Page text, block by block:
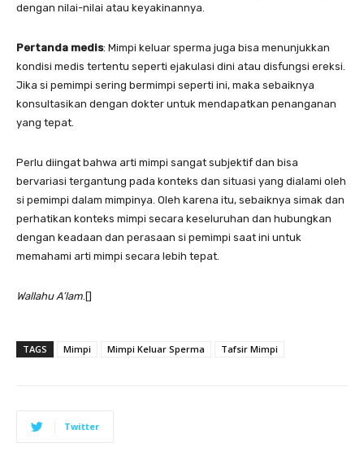
dengan nilai-nilai atau keyakinannya.
Pertanda medis: Mimpi keluar sperma juga bisa menunjukkan
kondisi medis tertentu seperti ejakulasi dini atau disfungsi ereksi.
Jika si pemimpi sering bermimpi seperti ini, maka sebaiknya
konsultasikan dengan dokter untuk mendapatkan penanganan
yang tepat.
Perlu diingat bahwa arti mimpi sangat subjektif dan bisa
bervariasi tergantung pada konteks dan situasi yang dialami oleh
si pemimpi dalam mimpinya. Oleh karena itu, sebaiknya simak dan
perhatikan konteks mimpi secara keseluruhan dan hubungkan
dengan keadaan dan perasaan si pemimpi saat ini untuk
memahami arti mimpi secara lebih tepat.
Wallahu A’lam .[]
TAGS Mimpi Mimpi Keluar Sperma Tafsir Mimpi
Twitter